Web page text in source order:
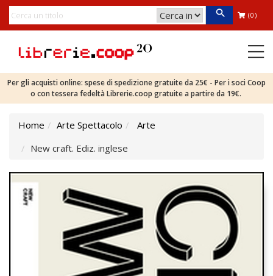
(0)
Per gli acquisti online: spese di spedizione gratuite da 25€ - Per i soci Coop
o con tessera fedeltà Librerie.coop gratuite a partire da 19€.
Home Arte Spettacolo
Arte
New craft. Ediz. inglese